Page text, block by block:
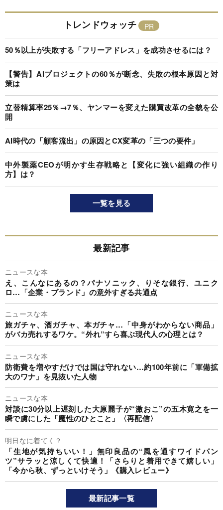
トレンドウォッチ
50％以上が失敗する「フリーアドレス」を成功させるには？
【警告】AIプロジェクトの60％が断念、失敗の根本原因と対
策は
立替精算率25％→7％、ヤンマーを変えた購買改革の全貌を公
開
AI時代の「顧客流出」の原因とCX変革の「三つの要件」
中外製薬CEOが明かす生存戦略と【変化に強い組織の作り
方】は？
一覧を見る
最新記事
ニュースな本
え、こんなにあるの？パナソニック、りそな銀行、ユニク
ロ…「企業・ブランド」の意外すぎる共通点
ニュースな本
旅ガチャ、酒ガチャ、本ガチャ…「中身がわからない商品」
がバカ売れするワケ。“外れ”すら喜ぶ現代人の心理とは？
ニュースな本
防衛費を増やすだけでは国は守れない…約100年前に「軍備拡
大のワナ」を見抜いた人物
ニュースな本
対談に30分以上遅刻した大原麗子が“激おこ”の五木寛之を一
瞬で虜にした「魔性のひとこと」〈再配信〉
明日なに着てく？
「生地が気持ちいい！」無印良品の“風を通すワイドパン
ツ”サラッと涼しくて快適！「さらりと着用できて嬉しい」
「今から秋、ずっといけそう」《購入レビュー》
最新記事一覧